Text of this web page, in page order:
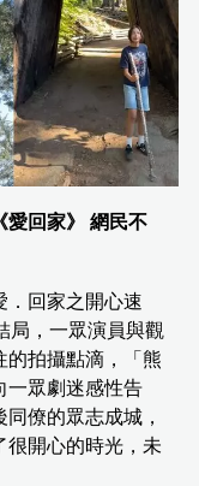
愛回家》 網民不
．回家之開心速
局，一眾演員與觀
的拍攝點滴，「熊
一眾劇迷感性告
僚的眾志成城，
很開心的時光，未